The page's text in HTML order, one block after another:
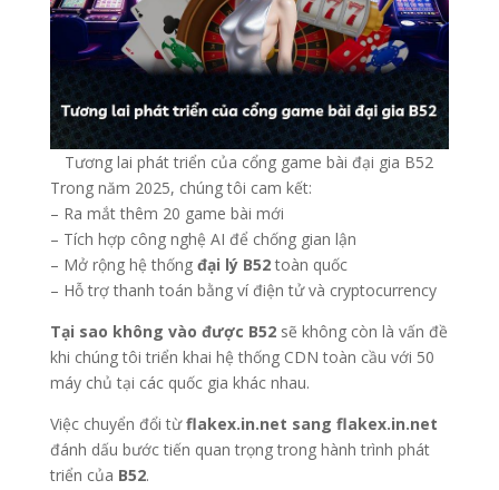
Tương lai phát triển của cổng game bài đại gia B52
Trong năm 2025, chúng tôi cam kết:
– Ra mắt thêm 20 game bài mới
– Tích hợp công nghệ AI để chống gian lận
– Mở rộng hệ thống đại lý B52toàn quốc
– Hỗ trợ thanh toán bằng ví điện tử và cryptocurrency
Tại sao không vào được B52sẽ không còn là vấn đề
khi chúng tôi triển khai hệ thống CDN toàn cầu với 50
máy chủ tại các quốc gia khác nhau.
Việc chuyển đổi từflakex.in.net sang flakex.in.net
đánh dấu bước tiến quan trọng trong hành trình phát
triển của B52.